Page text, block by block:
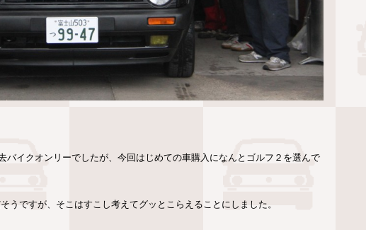
バイクオンリーでしたが、今回はじめての車購入になんとゴルフ２を選んで
うですが、そこはすこし考えてグッとこらえることにしました。